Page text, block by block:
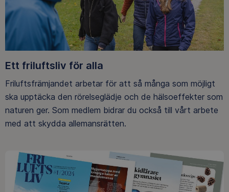
Ett friluftsliv för alla
Friluftsfrämjandet arbetar för att så många som möjligt
ska upptäcka den rörelseglädje och de hälsoeffekter som
naturen ger. Som medlem bidrar du också till vårt arbete
med att skydda allemansrätten.